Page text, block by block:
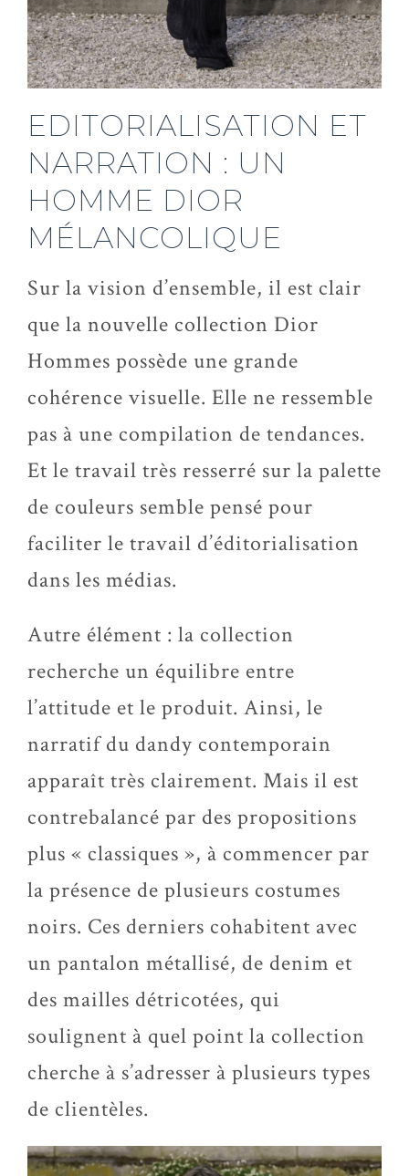
EDITORIALISATION ET
NARRATION : UN
HOMME DIOR
MÉLANCOLIQUE
Sur la vision d’ensemble, il est clair
que la nouvelle collection Dior
Hommes possède une grande
cohérence visuelle. Elle ne ressemble
pas à une compilation de tendances.
Et le travail très resserré sur la palette
de couleurs semble pensé pour
faciliter le travail d’éditorialisation
dans les médias.
Autre élément : la collection
recherche un équilibre entre
l’attitude et le produit. Ainsi, le
narratif du dandy contemporain
apparaît très clairement. Mais il est
contrebalancé par des propositions
plus « classiques », à commencer par
la présence de plusieurs costumes
noirs. Ces derniers cohabitent avec
un pantalon métallisé, de denim et
des mailles détricotées, qui
soulignent à quel point la collection
cherche à s’adresser à plusieurs types
de clientèles.